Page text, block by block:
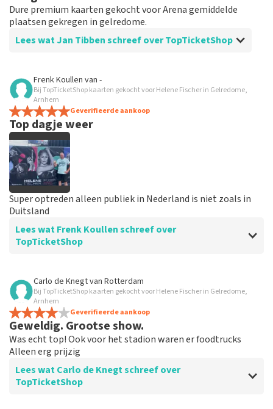
Dure premium kaarten gekocht voor Arena gemiddelde
plaatsen gekregen in gelredome.
Lees wat Jan Tibben schreef over TopTicketShop
Beoordeling van Jan Tibben over
Ven premium naar standaard.
Werden afgescheept van premium plaatsen in de Arena
naar gewone standaard plaatsen in Gelredome.
Frenk Koullen van -
Bij TopTicketShop kaarten gekocht voor Helene Fischer in Gelredome,
Arnhem
Geverifieerde aankoop
Top dagje weer
Super optreden alleen publiek in Nederland is niet zoals in
Duitsland
Lees wat Frenk Koullen schreef over
TopTicketShop
Beoordeling van Frenk Koullen over
Goede ervaringen met Top Ticket shop
Altijd weer bij Topticketshop super tevreden met alles
, goed geregeld alles weer
Carlo de Knegtvan Rotterdam
Bij TopTicketShop kaarten gekocht voor Helene Fischer in Gelredome,
Arnhem
Geverifieerde aankoop
Geweldig. Grootse show.
Was echt top! Ook voor het stadion waren er foodtrucks
Alleen erg prijzig
Lees wat Carlo de Knegt schreef over
TopTicketShop